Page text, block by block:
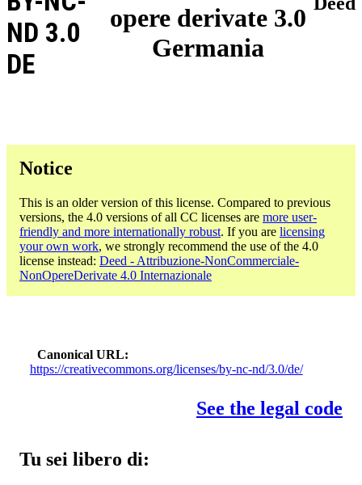
opere derivate 3.0
Germania
ND 3.0
DE
Notice
This is an older version of this license. Compared to previous
versions, the 4.0 versions of all CC licenses are more user-
friendly and more internationally robust. If you are licensing
your own work, we strongly recommend the use of the 4.0
license instead: Deed - Attribuzione-NonCommerciale-
NonOpereDerivate 4.0 Internazionale
Canonical URL
https://creativecommons.org/licenses/by-nc-nd/3.0/de/
See the legal code
Tu sei libero di: